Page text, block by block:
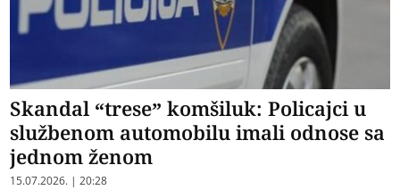
Skandal “trese” komšiluk: Policajci u
službenom automobilu imali odnose sa
jednom ženom
15.07.2026. | 20:28